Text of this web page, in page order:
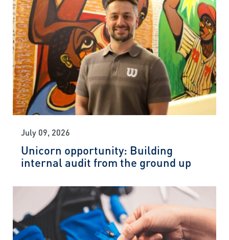
July 09, 2026
Unicorn opportunity: Building
internal audit from the ground up